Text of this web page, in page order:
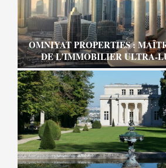
OMNIYAT PROPERTIES :
DE L’IMMOBILIER ULTRA-